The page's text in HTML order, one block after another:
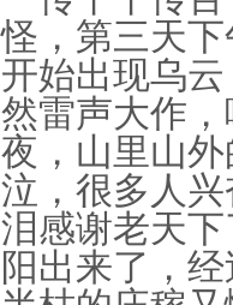
怪，第三天
开始出现乌
然雷声大作
夜，山里山
泣，很多人
泪感谢老天
阳出来了，